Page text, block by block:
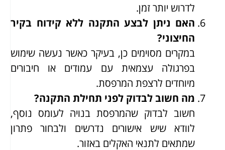
לדרוש יותר זמן.
האם ניתן לבצע התקנה ללא קידוח בקיר
החיצוני?
במקרים מסוימים כן, בעיקר כאשר נעשה שימוש
בפרגולה עצמאית עם עמודים או חיבורים
מיוחדים לרצפת המרפסת.
מה חשוב לבדוק לפני תחילת התקנה?
חשוב לבדוק שהמרפסת בנויה לעומס נוסף,
לוודא שיש אישורים נדרשים ולבחור פתרון
שמתאים לתנאי האקלים באזור.